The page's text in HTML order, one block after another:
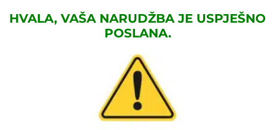
HVALA, VAŠA NARUDŽBA JE USPJEŠNO
POSLANA.